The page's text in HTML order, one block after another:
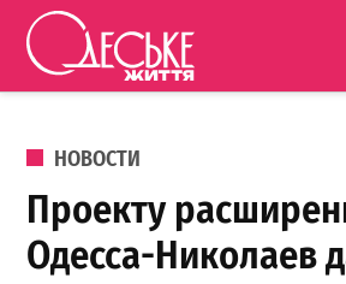
Перейти к содержанию
життя
ОПУБЛИКОВАНО В
НОВОСТИ
Проекту
Одесса-Николаев